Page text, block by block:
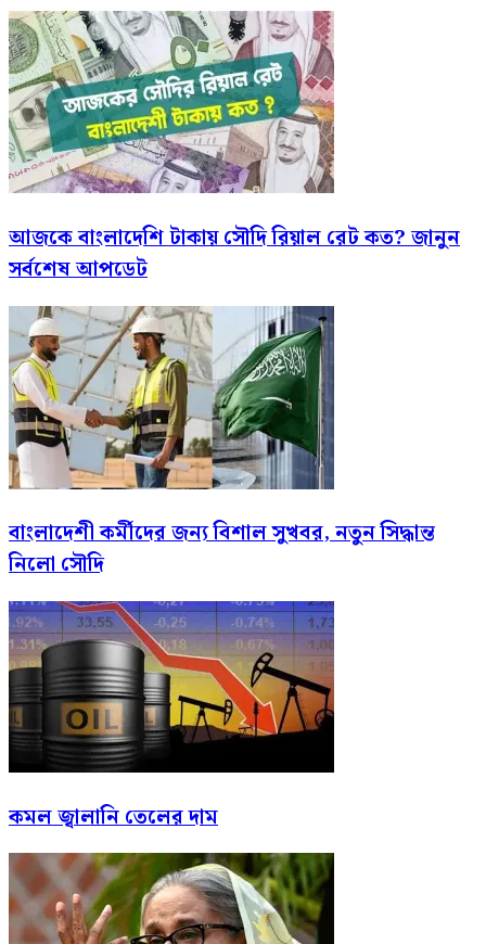
আজকে বাংলাদেশি টাকায় সৌদি রিয়াল রেট কত? জানুন
সর্বশেষ আপডেট
বাংলাদেশী কর্মীদের জন্য বিশাল সুখবর, নতুন সিদ্ধান্ত
নিলো সৌদি
কমল জ্বালানি তেলের দাম